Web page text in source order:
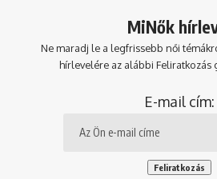
MiNők
Ne maradj le a legfrissebb női
hírlevelére az alábbi Feliratkozás
E-mail cím: